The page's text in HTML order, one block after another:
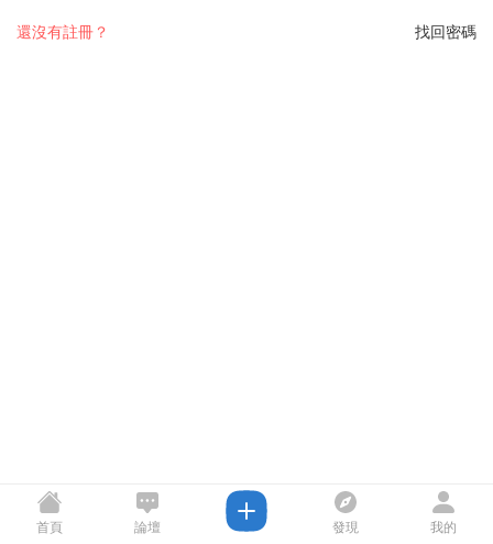
找回密碼
還沒有註冊？
首頁 論壇 發現 我的